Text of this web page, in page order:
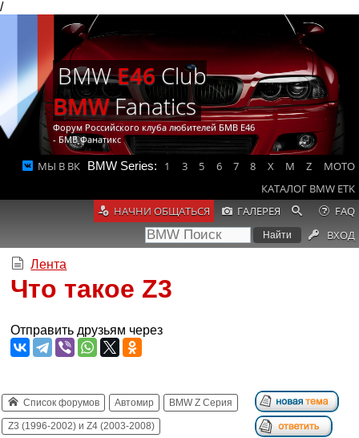
/
BMWE46Club
BMWFanatics
Форум Российского клуба любителей БМВ Е46
- БМВ Фанатикс
МЫ В ВК BMW Series: 1 3 5 6 7 8 X M Z
MOTO
КАТАЛОГ BMW ETK
НАЧНИ ОБЩАТЬСЯ
ГАЛЕРЕЯ
FAQ
ВХОД
Лента
Что такое Z3
Отправить друзьям через
Список форумов Автомир BMW Z Серия
Z3 (1996-2002) и Z4 (2003-2008)